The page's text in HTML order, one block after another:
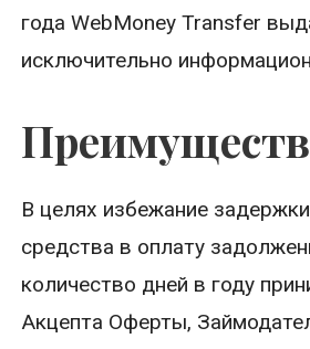
года WebMoney Transfer
исключительно
В целях избежание
средства в оплату
количество дней в году
Акцепта Оферты,